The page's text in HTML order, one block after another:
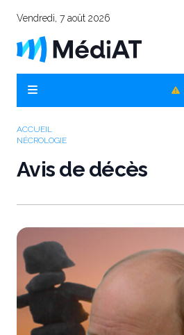
Vendredi, 7 août 2026
ACCUEIL
NÉCROLOGIE
Avis de décès